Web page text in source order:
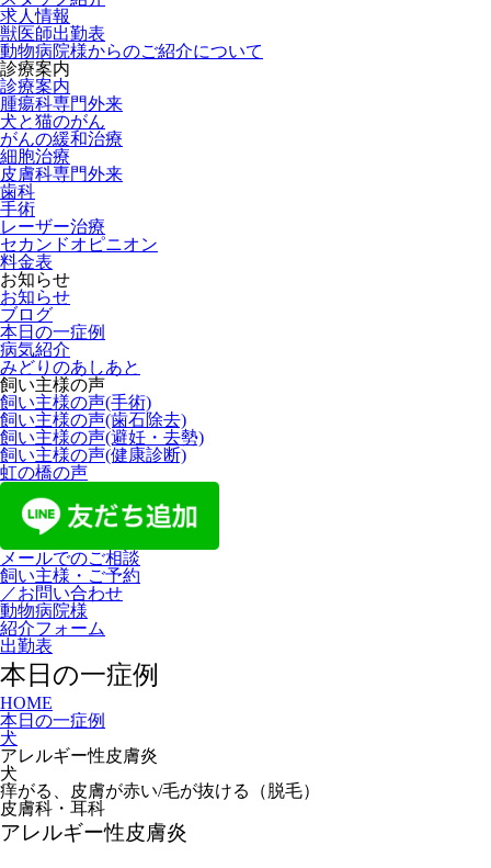
求人情報
獣医師出勤表
動物病院様からのご紹介について
診療案内
診療案内
腫瘍科専門外来
犬と猫のがん
がんの緩和治療
細胞治療
皮膚科専門外来
歯科
手術
レーザー治療
セカンドオピニオン
料金表
お知らせ
お知らせ
ブログ
本日の一症例
病気紹介
みどりのあしあと
飼い主様の声
飼い主様の声(手術)
飼い主様の声(歯石除去)
飼い主様の声(避妊・去勢)
飼い主様の声(健康診断)
虹の橋の声
メールでのご相談
飼い主様・ご予約
／お問い合わせ
動物病院様
紹介フォーム
出勤表
本日の一症例
HOME
本日の一症例
犬
アレルギー性皮膚炎
犬
痒がる、皮膚が赤い/毛が抜ける（脱毛）
皮膚科・耳科
アレルギー性皮膚炎